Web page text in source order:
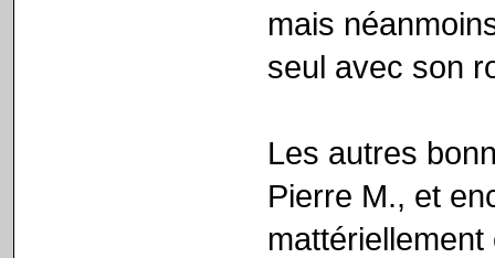
mais
seul avec son
Les autres
Pierre M., et